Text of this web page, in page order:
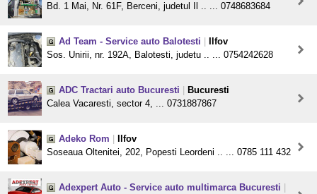
Bd. 1 Mai, Nr. 61F, Berceni, judetul Il .. ... 0748683684
Ad Team - Service auto Balotesti
Ilfov
Sos. Unirii, nr. 192A, Balotesti, judetu .. ... 0754242628
ADC Tractari auto Bucuresti
Bucuresti
Calea Vacaresti, sector 4, ... 0731887867
Adeko Rom
Ilfov
Soseaua Oltenitei, 202, Popesti Leordeni .. ... 0785 111 432
Adexpert Auto - Service auto multimarca Bucuresti